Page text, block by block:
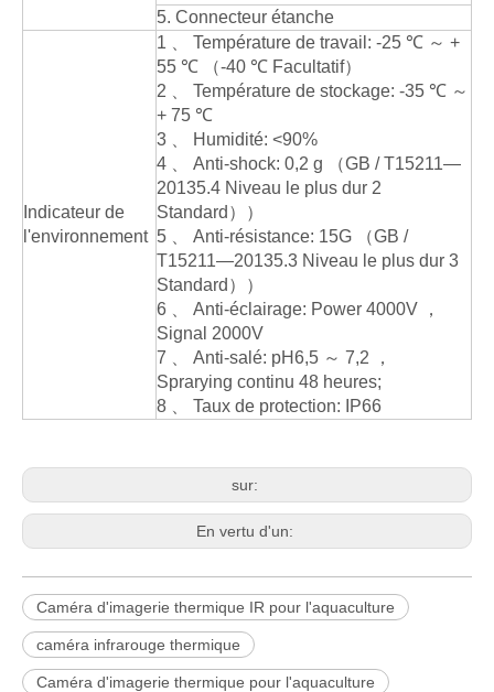
5. Connecteur étanche
Indicateur de
l'environnement
1 、 Température de travail: -25 ℃ ～ +
55 ℃ （-40 ℃ Facultatif）
2 、 Température de stockage: -35 ℃ ～
+ 75 ℃
3 、 Humidité: <90%
4 、 Anti-shock: 0,2 g （GB / T15211—
20135.4 Niveau le plus dur 2
Standard））
5 、 Anti-résistance: 15G （GB /
T15211—20135.3 Niveau le plus dur 3
Standard））
6 、 Anti-éclairage: Power 4000V ，
Signal 2000V
7 、 Anti-salé: pH6,5 ～ 7,2 ，
Sprarying continu 48 heures;
8 、 Taux de protection: IP66
sur:
En vertu d'un:
Caméra d'imagerie thermique IR pour l'aquaculture
caméra infrarouge thermique
Caméra d'imagerie thermique pour l'aquaculture